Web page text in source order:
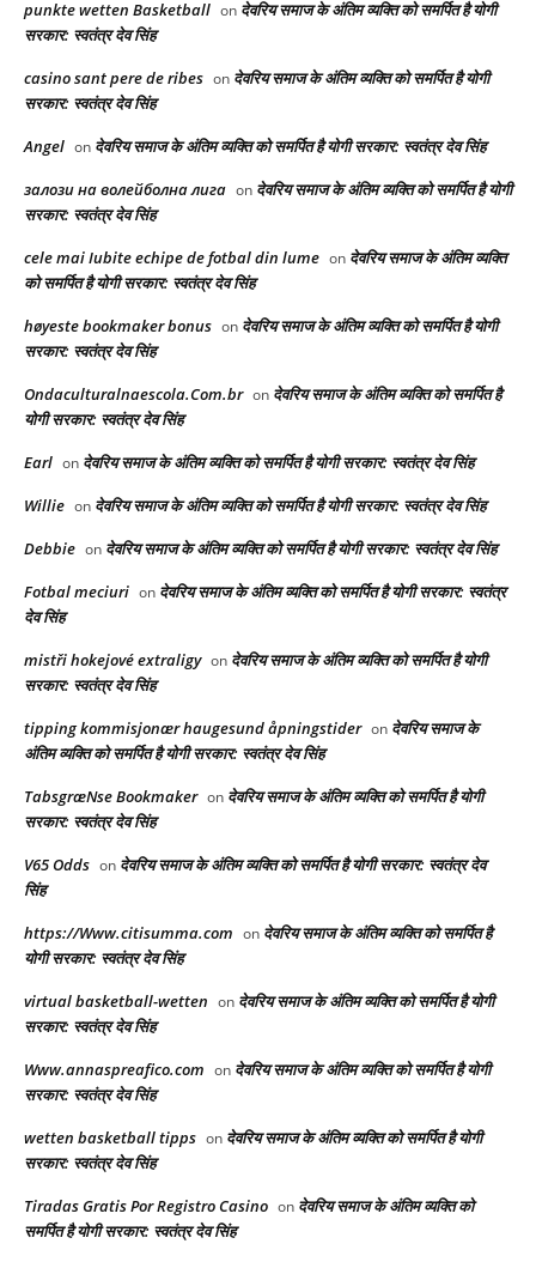
punkte wetten Basketball on देवरिय समाज के अंतिम व्यक्ति को समर्पित है योगी
सरकार: स्वतंत्र देव सिंह
casino sant pere de ribes on देवरिय समाज के अंतिम व्यक्ति को समर्पित है योगी
सरकार: स्वतंत्र देव सिंह
Angel on देवरिय समाज के अंतिम व्यक्ति को समर्पित है योगी सरकार: स्वतंत्र देव सिंह
залози на волейболна лига on देवरिय समाज के अंतिम व्यक्ति को समर्पित है योगी
सरकार: स्वतंत्र देव सिंह
cele mai Iubite echipe de fotbal din lume on देवरिय समाज के अंतिम व्यक्ति
को समर्पित है योगी सरकार: स्वतंत्र देव सिंह
høyeste bookmaker bonus on देवरिय समाज के अंतिम व्यक्ति को समर्पित है योगी
सरकार: स्वतंत्र देव सिंह
Ondaculturalnaescola.Com.br on देवरिय समाज के अंतिम व्यक्ति को समर्पित है
योगी सरकार: स्वतंत्र देव सिंह
Earl on देवरिय समाज के अंतिम व्यक्ति को समर्पित है योगी सरकार: स्वतंत्र देव सिंह
Willie on देवरिय समाज के अंतिम व्यक्ति को समर्पित है योगी सरकार: स्वतंत्र देव सिंह
Debbie on देवरिय समाज के अंतिम व्यक्ति को समर्पित है योगी सरकार: स्वतंत्र देव सिंह
Fotbal meciuri on देवरिय समाज के अंतिम व्यक्ति को समर्पित है योगी सरकार: स्वतंत्र
देव सिंह
mistři hokejové extraligy on देवरिय समाज के अंतिम व्यक्ति को समर्पित है योगी
सरकार: स्वतंत्र देव सिंह
tipping kommisjonær haugesund åpningstider on देवरिय समाज के
अंतिम व्यक्ति को समर्पित है योगी सरकार: स्वतंत्र देव सिंह
TabsgræNse Bookmaker on देवरिय समाज के अंतिम व्यक्ति को समर्पित है योगी
सरकार: स्वतंत्र देव सिंह
V65 Odds on देवरिय समाज के अंतिम व्यक्ति को समर्पित है योगी सरकार: स्वतंत्र देव
सिंह
https://Www.citisumma.com on देवरिय समाज के अंतिम व्यक्ति को समर्पित है
योगी सरकार: स्वतंत्र देव सिंह
virtual basketball-wetten on देवरिय समाज के अंतिम व्यक्ति को समर्पित है योगी
सरकार: स्वतंत्र देव सिंह
Www.annaspreafico.com on देवरिय समाज के अंतिम व्यक्ति को समर्पित है योगी
सरकार: स्वतंत्र देव सिंह
wetten basketball tipps on देवरिय समाज के अंतिम व्यक्ति को समर्पित है योगी
सरकार: स्वतंत्र देव सिंह
Tiradas Gratis Por Registro Casino on देवरिय समाज के अंतिम व्यक्ति को
समर्पित है योगी सरकार: स्वतंत्र देव सिंह